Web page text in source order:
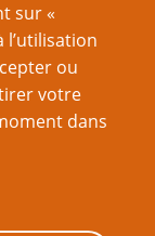
sur «
l’utilisation
ou
votre
dans